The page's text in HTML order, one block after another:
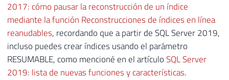
2017: cómo pausar la reconstrucción de un índice
mediante la función Reconstrucciones de índices en línea
reanudables, recordando que a partir de SQL Server 2019,
incluso puedes crear índices usando el parámetro
RESUMABLE, como mencioné en el artículoSQL Server
2019: lista de nuevas funciones y características.